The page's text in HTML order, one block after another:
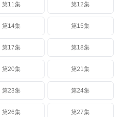
第11集 第12集
第14集 第15集
第17集 第18集
第20集 第21集
第23集 第24集
第26集 第27集